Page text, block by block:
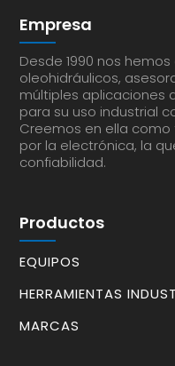
Empresa
Desde 1990 nos
oleohidráulicos,
múltiples aplicaciones
para su uso industrial
Creemos en ella
por la electrónica, la
confiabilidad.
Productos
EQUIPOS
HERRAMIENTAS
MARCAS